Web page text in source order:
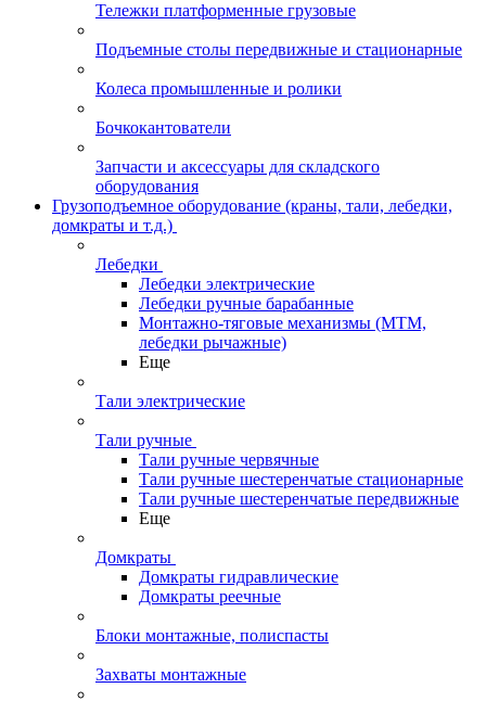
Тележки платформенные грузовые
Подъемные столы передвижные и стационарные
Колеса промышленные и ролики
Бочкокантователи
Запчасти и аксессуары для складского
оборудования
Грузоподъемное оборудование (краны, тали, лебедки,
домкраты и т.д.)
Лебедки
Лебедки электрические
Лебедки ручные барабанные
Монтажно-тяговые механизмы (МТМ,
лебедки рычажные)
Еще
Тали электрические
Тали ручные
Тали ручные червячные
Тали ручные шестеренчатые стационарные
Тали ручные шестеренчатые передвижные
Еще
Домкраты
Домкраты гидравлические
Домкраты реечные
Блоки монтажные, полиспасты
Захваты монтажные